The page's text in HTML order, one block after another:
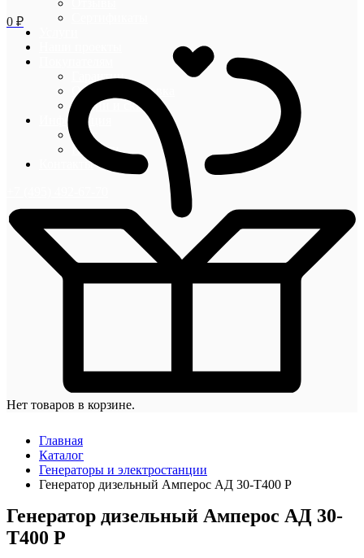
Гарантии
Оплата и доставка
Акции и скидки
Информация
Блог
Новости
Контакты
0 ₽
Нет товаров в корзине.
Главная
Каталог
Генераторы и электростанции
Генератор дизельный Амперос АД 30-Т400 Р
Генератор дизельный Амперос АД 30-
Т400 Р